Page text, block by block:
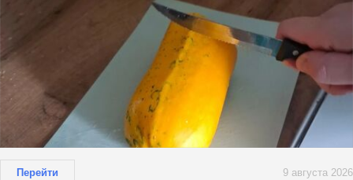
Перейти 9 августа 2026